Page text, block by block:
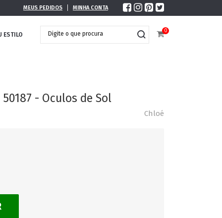
MEUS PEDIDOS MINHA CONTA
ESTILO
0
- Oculos de Sol
Chloé